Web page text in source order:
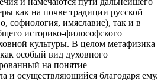
как на почве традиции русской
софиология, имяславие), так и в
историко-философского
культуры. В целом метафизика
особый вид духовного
на понятие
и осуществляющийся благодаря ему.